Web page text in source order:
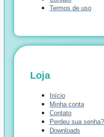
Termos de uso
Loja
Início
Minha conta
Contato
Perdeu sua senha?
Downloads